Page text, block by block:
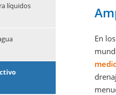
líquidos
En